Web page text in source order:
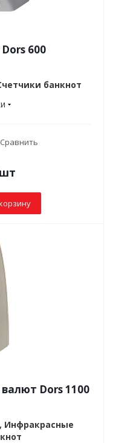
600
банкнот
Сравнить
Dors 1100
Инфракрасные